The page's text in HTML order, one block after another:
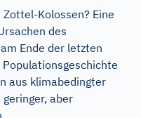
Kolossen? Eine
des
Ende der letzten
aus klimabedingter
aber